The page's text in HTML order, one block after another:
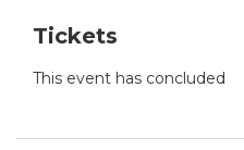
Tickets
This event has concluded